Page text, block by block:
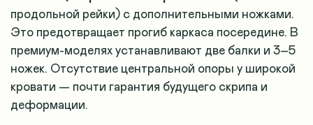
продольной рейки) с дополнительными ножками.
Это предотвращает прогиб каркаса посередине. В
премиум-моделях устанавливают две балки и 3–5
ножек. Отсутствие центральной опоры у широкой
кровати — почти гарантия будущего скрипа и
деформации.